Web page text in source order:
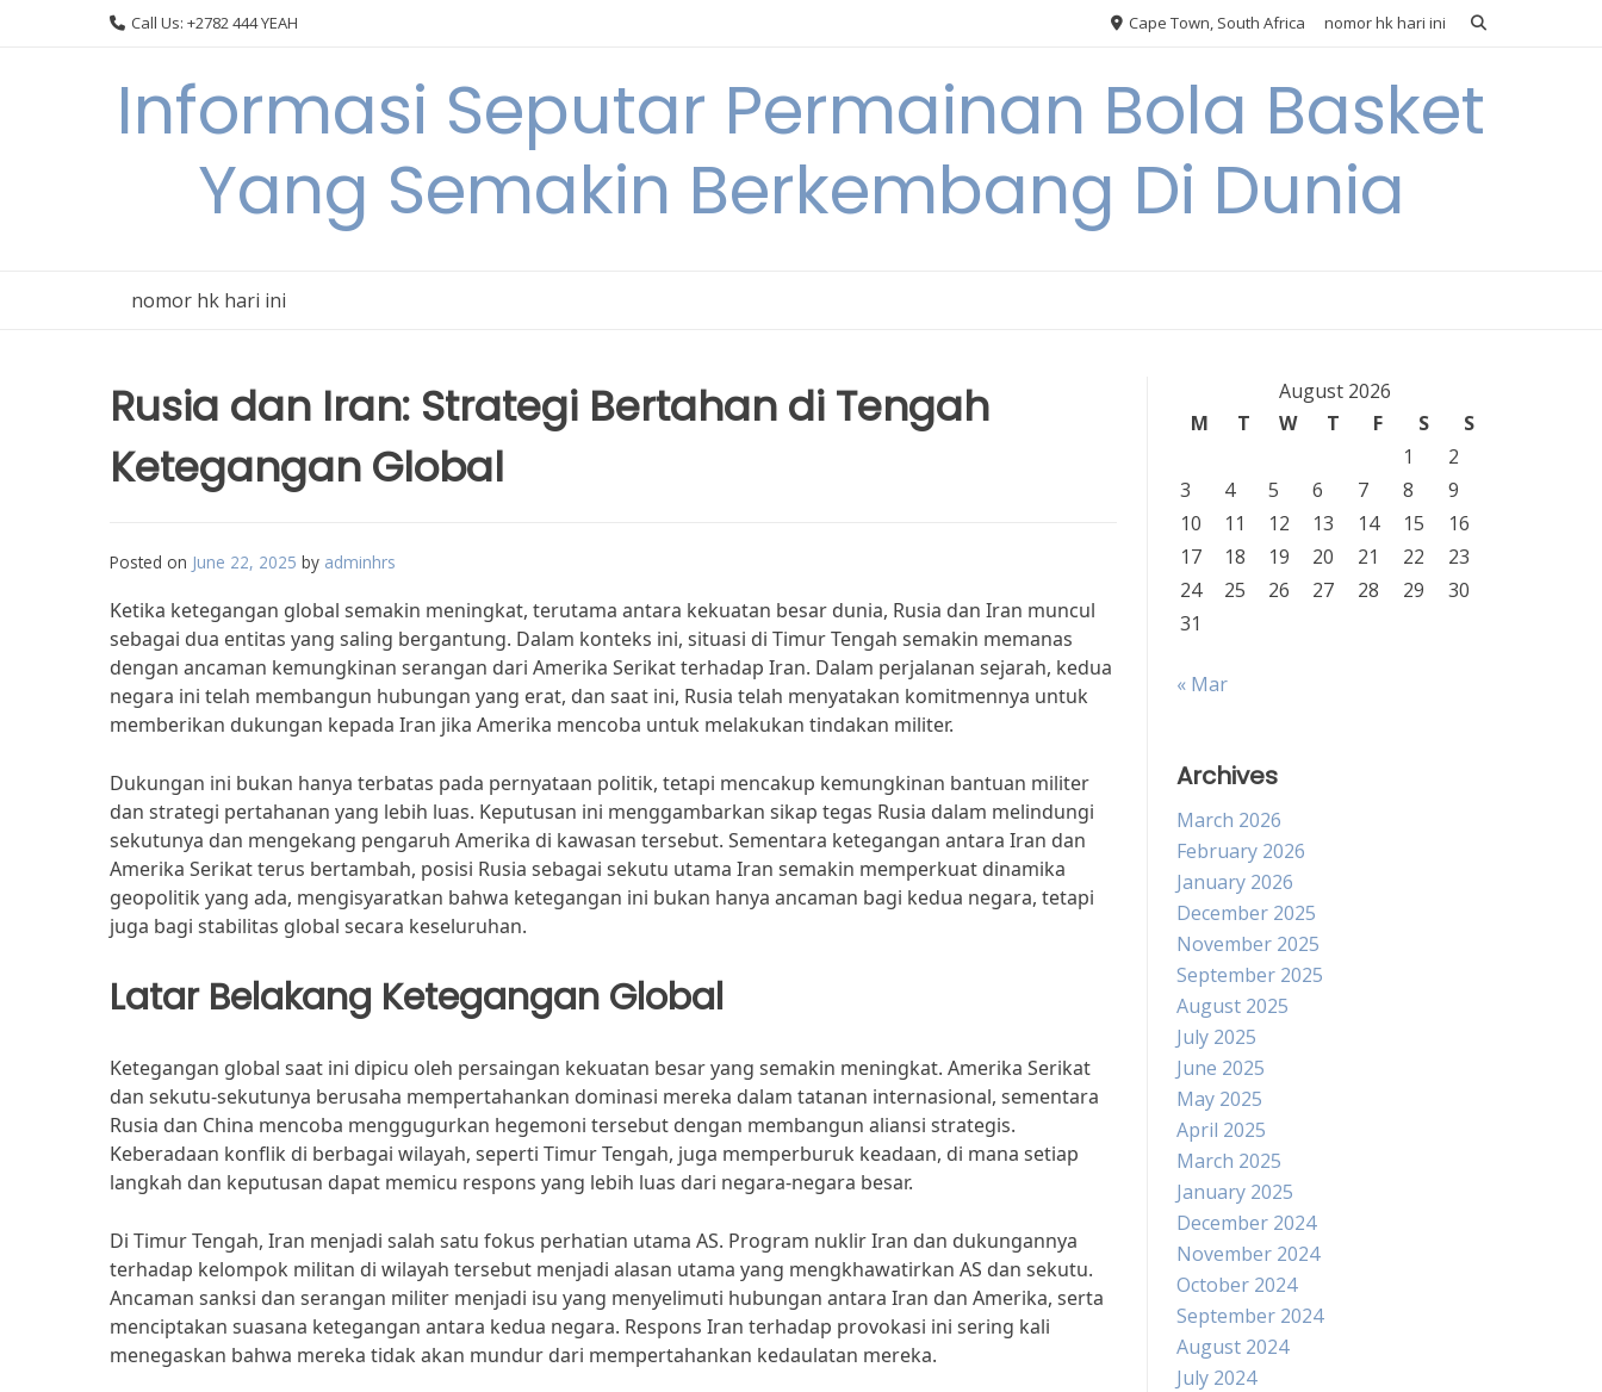
Call Us: +2782 444 YEAH Cape Town, South Africa nomor hk hari ini
Informasi Seputar Permainan Bola Basket
Yang Semakin Berkembang Di Dunia
nomor hk hari ini
Rusia dan Iran: Strategi Bertahan di Tengah
Ketegangan Global
Posted on June 22, 2025 by adminhrs
Ketika ketegangan global semakin meningkat, terutama antara kekuatan besar dunia, Rusia dan Iran muncul
sebagai dua entitas yang saling bergantung. Dalam konteks ini, situasi di Timur Tengah semakin memanas
dengan ancaman kemungkinan serangan dari Amerika Serikat terhadap Iran. Dalam perjalanan sejarah, kedua
negara ini telah membangun hubungan yang erat, dan saat ini, Rusia telah menyatakan komitmennya untuk
memberikan dukungan kepada Iran jika Amerika mencoba untuk melakukan tindakan militer.
Dukungan ini bukan hanya terbatas pada pernyataan politik, tetapi mencakup kemungkinan bantuan militer
dan strategi pertahanan yang lebih luas. Keputusan ini menggambarkan sikap tegas Rusia dalam melindungi
sekutunya dan mengekang pengaruh Amerika di kawasan tersebut. Sementara ketegangan antara Iran dan
Amerika Serikat terus bertambah, posisi Rusia sebagai sekutu utama Iran semakin memperkuat dinamika
geopolitik yang ada, mengisyaratkan bahwa ketegangan ini bukan hanya ancaman bagi kedua negara, tetapi
juga bagi stabilitas global secara keseluruhan.
Latar Belakang Ketegangan Global
Ketegangan global saat ini dipicu oleh persaingan kekuatan besar yang semakin meningkat. Amerika Serikat
dan sekutu-sekutunya berusaha mempertahankan dominasi mereka dalam tatanan internasional, sementara
Rusia dan China mencoba menggugurkan hegemoni tersebut dengan membangun aliansi strategis.
Keberadaan konflik di berbagai wilayah, seperti Timur Tengah, juga memperburuk keadaan, di mana setiap
langkah dan keputusan dapat memicu respons yang lebih luas dari negara-negara besar.
Di Timur Tengah, Iran menjadi salah satu fokus perhatian utama AS. Program nuklir Iran dan dukungannya
terhadap kelompok militan di wilayah tersebut menjadi alasan utama yang mengkhawatirkan AS dan sekutu.
Ancaman sanksi dan serangan militer menjadi isu yang menyelimuti hubungan antara Iran dan Amerika, serta
menciptakan suasana ketegangan antara kedua negara. Respons Iran terhadap provokasi ini sering kali
menegaskan bahwa mereka tidak akan mundur dari mempertahankan kedaulatan mereka.
August 2026
M
T W T F S
S
1
2
3
4 5 6 7 8
9
10
11 12 13 14 15
16
17
18 19 20 21 22
23
24
25 26 27 28 29
30
31
« Mar
Archives
March 2026
February 2026
January 2026
December 2025
November 2025
September 2025
August 2025
July 2025
June 2025
May 2025
April 2025
March 2025
January 2025
December 2024
November 2024
October 2024
September 2024
August 2024
July 2024